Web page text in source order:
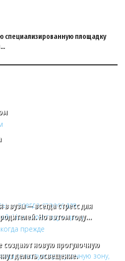
специализированную площадку
вузы — всегда стресс для
Но в этом году…
создают новую прогулочную
делать освещение.